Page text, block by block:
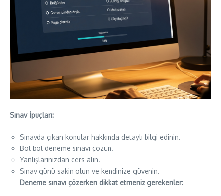
Sınav İpuçları:
Sınavda çıkan konular hakkında detaylı bilgi edinin.
Bol bol deneme sınavı çözün.
Yanlışlarınızdan ders alın.
Sınav günü sakin olun ve kendinize güvenin.
Deneme sınavı çözerken dikkat etmeniz gerekenler: